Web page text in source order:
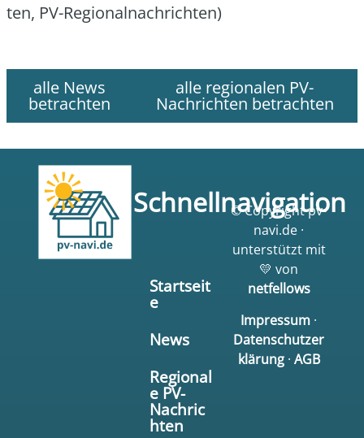
ten, PV-Regio­nal­nach­rich­ten)
alle News
betrachten
alle regionalen PV-
Nachrichten betrachten
Schnellnavigation
Startseit
e
News
Regional
e PV-
Nachric
hten
© Copyright pv-
navi.de ·
unterstützt mit
💛 von
netfellows
Impressum ·
Datenschutzer
klärung· AGB